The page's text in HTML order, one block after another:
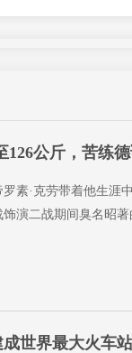
126公斤，苦练
素·克劳带着他生涯
演二战期间臭名昭
世界最大火车站